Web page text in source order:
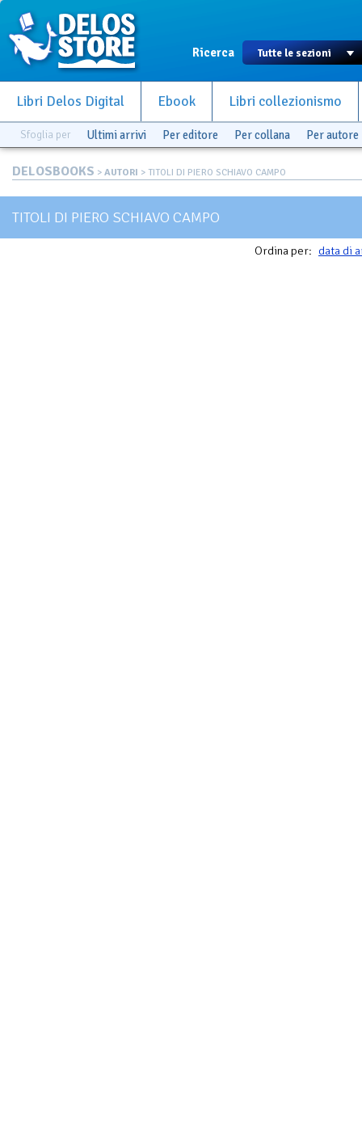
Ricerca
Libri Delos Digital Ebook Libri collezionismo
Sfoglia per Ultimi arrivi Per editore Per collana Per autore
DELOSBOOKS > AUTORI > TITOLI DI PIERO SCHIAVO CAMPO
TITOLI DI PIERO SCHIAVO CAMPO
Ordina per: data di